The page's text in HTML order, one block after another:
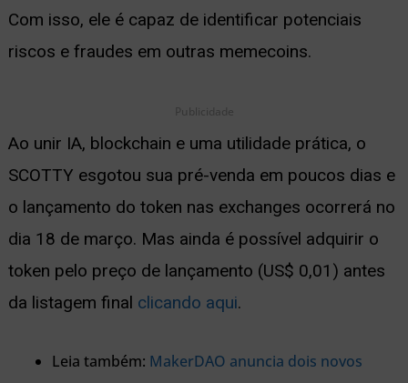
Com isso, ele é capaz de identificar potenciais
riscos e fraudes em outras memecoins.
Publicidade
Ao unir IA, blockchain e uma utilidade prática, o
SCOTTY esgotou sua pré-venda em poucos dias e
o lançamento do token nas exchanges ocorrerá no
dia 18 de março. Mas ainda é possível adquirir o
token pelo preço de lançamento (US$ 0,01) antes
da listagem final clicando aqui.
Leia também: MakerDAO anuncia dois novos